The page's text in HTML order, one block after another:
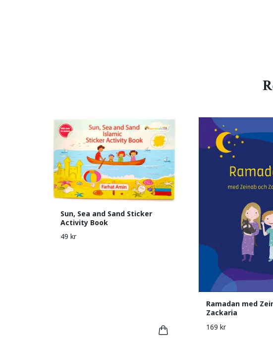
Sun, Sea and Sand Sticker
Activity Book
49 kr
Ramadan med
Zackaria
169 kr